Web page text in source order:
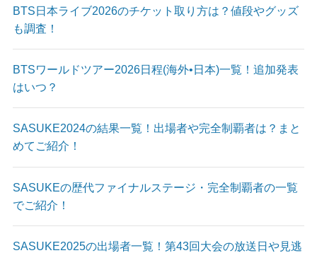
BTS日本ライブ2026のチケット取り方は？値段やグッズ
も調査！
BTSワールドツアー2026日程(海外•日本)一覧！追加発表
はいつ？
SASUKE2024の結果一覧！出場者や完全制覇者は？まと
めてご紹介！
SASUKEの歴代ファイナルステージ・完全制覇者の一覧
でご紹介！
SASUKE2025の出場者一覧！第43回大会の放送日や見逃